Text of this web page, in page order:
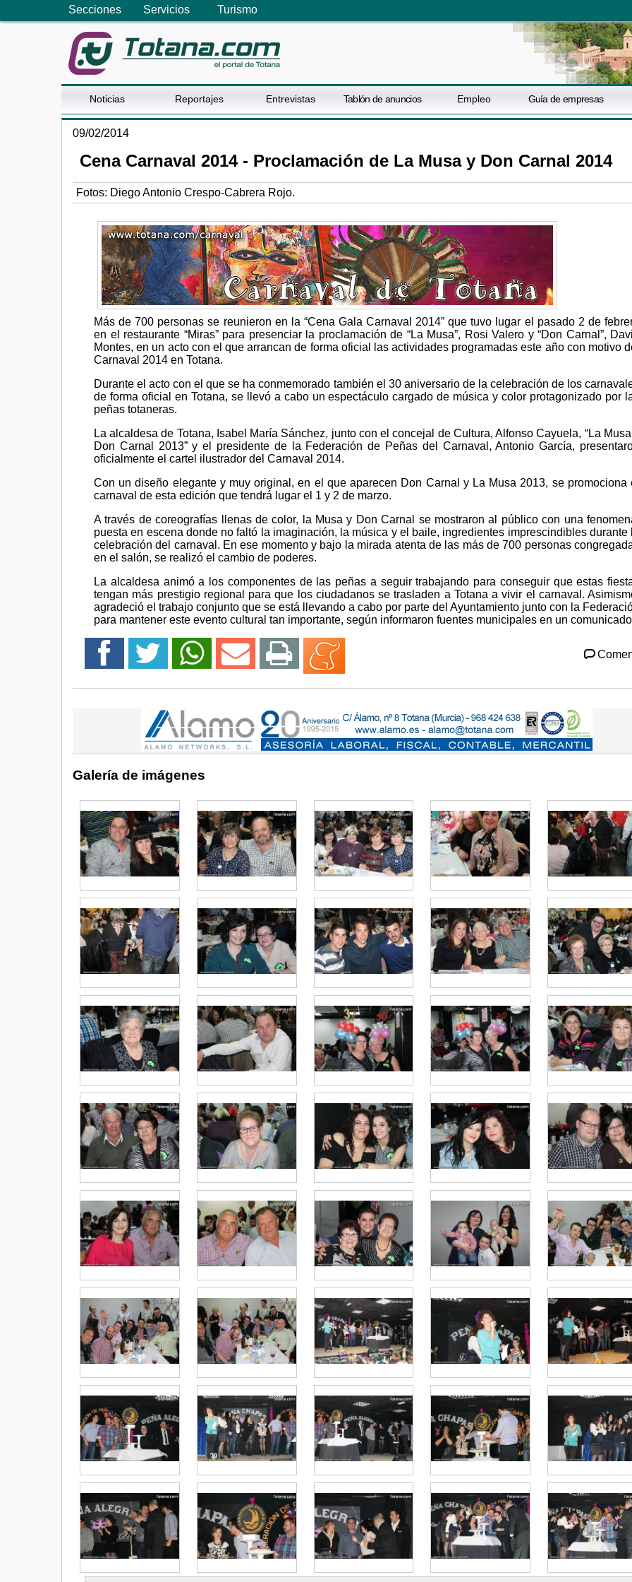
Secciones Servicios Turismo
Noticias Reportajes Entrevistas Tablón de anuncios Empleo Guía de empresas
09/02/2014
Cena Carnaval 2014 - Proclamación de La Musa y Don Carnal 2014
Fotos: Diego Antonio Crespo-Cabrera Rojo.
Más de 700 personas se reunieron en la “Cena Gala Carnaval 2014” que tuvo lugar el pasado 2 de
en el restaurante “Miras” para presenciar la proclamación de “La Musa”, Rosi Valero y “Don Carnal”,
Montes, en un acto con el que arrancan de forma oficial las actividades programadas este año con motivo
Carnaval 2014 en Totana.
Durante el acto con el que se ha conmemorado también el 30 aniversario de la celebración de los
de forma oficial en Totana, se llevó a cabo un espectáculo cargado de música y color protagonizado por
peñas totaneras.
La alcaldesa de Totana, Isabel María Sánchez, junto con el concejal de Cultura, Alfonso Cayuela, “La
Don Carnal 2013” y el presidente de la Federación de Peñas del Carnaval, Antonio García,
oficialmente el cartel ilustrador del Carnaval 2014.
Con un diseño elegante y muy original, en el que aparecen Don Carnal y La Musa 2013, se promociona
carnaval de esta edición que tendrá lugar el 1 y 2 de marzo.
A través de coreografías llenas de color, la Musa y Don Carnal se mostraron al público con una
puesta en escena donde no faltó la imaginación, la música y el baile, ingredientes imprescindibles durante
celebración del carnaval. En ese momento y bajo la mirada atenta de las más de 700 personas
en el salón, se realizó el cambio de poderes.
La alcaldesa animó a los componentes de las peñas a seguir trabajando para conseguir que estas
tengan más prestigio regional para que los ciudadanos se trasladen a Totana a vivir el carnaval.
agradeció el trabajo conjunto que se está llevando a cabo por parte del Ayuntamiento junto con la
para mantener este evento cultural tan importante, según informaron fuentes municipales en un
Galería de imágenes